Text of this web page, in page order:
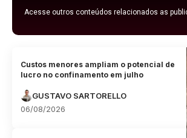
Acesse outros conteúdos relacionados as
Custos menores ampliam o potencial de
lucro no confinamento em julho
GUSTAVO SARTORELLO
06/08/2026